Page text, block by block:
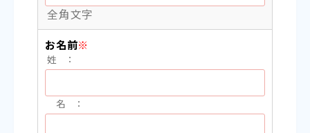
全角文字
お名前※
姓 ：
名 ：